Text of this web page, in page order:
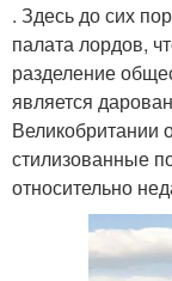
. Здесь до сих
палата лордов,
разделение
является
Великобритании
стилизованные
относительно